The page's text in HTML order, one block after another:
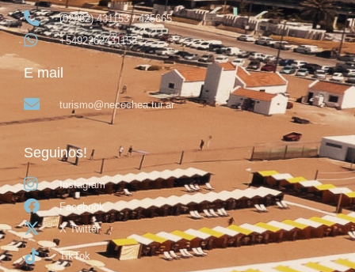
(02262) 431153 / 425665
+5492262431153
E mail
turismo@necochea.tur.ar
Seguinos!
Instagram
Facebook
X Twitter
TikTok